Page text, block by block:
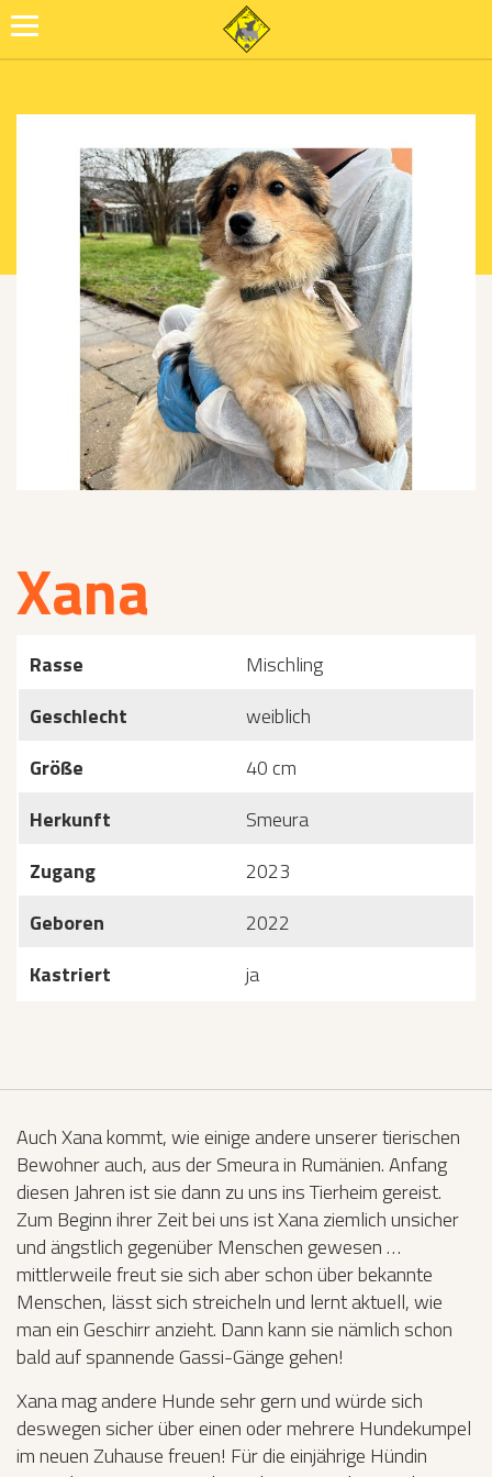
Xana
Rasse
Mischling
Geschlecht
weiblich
Größe
40 cm
Herkunft
Smeura
Zugang
2023
Geboren
2022
Kastriert
ja
Auch Xana kommt, wie einige andere unserer tierischen
Bewohner auch, aus der Smeura in Rumänien. Anfang
diesen Jahren ist sie dann zu uns ins Tierheim gereist.
Zum Beginn ihrer Zeit bei uns ist Xana ziemlich unsicher
und ängstlich gegenüber Menschen gewesen …
mittlerweile freut sie sich aber schon über bekannte
Menschen, lässt sich streicheln und lernt aktuell, wie
man ein Geschirr anzieht. Dann kann sie nämlich schon
bald auf spannende Gassi-Gänge gehen!
Xana mag andere Hunde sehr gern und würde sich
deswegen sicher über einen oder mehrere Hundekumpel
im neuen Zuhause freuen! Für die einjährige Hündin